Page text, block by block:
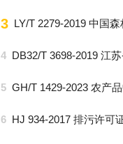
3 LY/T 2279-2019 中国森林认证
4 DB32/T 3698-2019 江苏省建筑
5 GH/T 1429-2023 农产品中五种硒元素形态的测定高效液相
6 HJ 934-2017 排污许可证申请与核发技术规范